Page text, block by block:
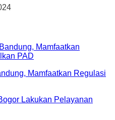
Mamfaatkan Regulasi